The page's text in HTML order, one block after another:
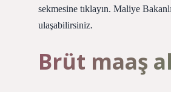
sekmesine tıklayın. Maliye
ulaşabilirsiniz.
Brüt maaş